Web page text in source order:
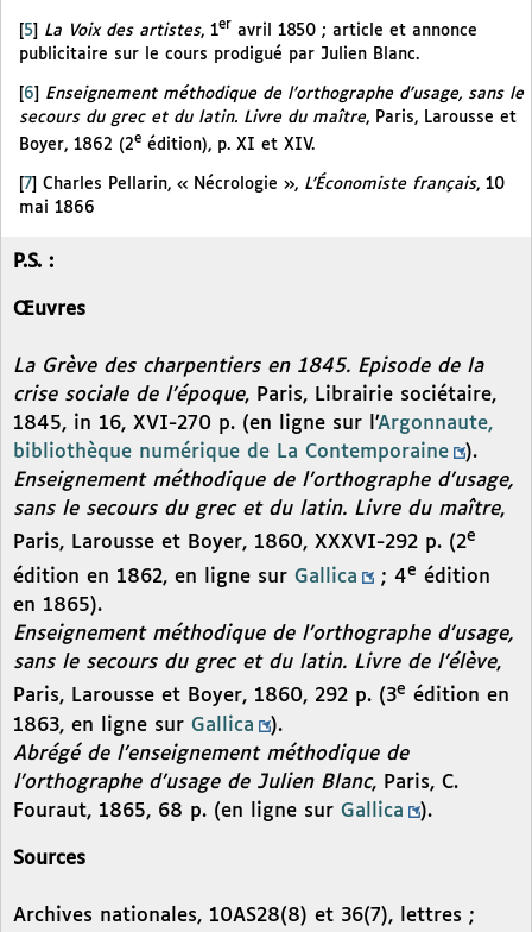
[5] La Voix des artistes, 1er avril 1850 ; article et annonce
publicitaire sur le cours prodigué par Julien Blanc.
6
Enseignement méthodique de l’orthographe d’usage, sans le
secours du grec et du latin. Livre du maître, Paris, Larousse et
Boyer, 1862 (2e édition), p. XI et XIV.
7 Charles Pellarin, « Nécrologie », L’Économiste français, 10
mai 1866
P.S. :
Œuvres
La Grève des charpentiers en 1845. Episode de la
crise sociale de l’époque, Paris, Librairie sociétaire,
1845, in 16, XVI-270 p. (en ligne sur l’Argonnaute,
bibliothèque numérique de La Contemporaine
).
Enseignement méthodique de l’orthographe d’usage,
sans le secours du grec et du latin. Livre du maître,
Paris, Larousse et Boyer, 1860, XXXVI-292 p. (2e
édition en 1862, en ligne sur Gallica ; 4e édition
en 1865).
Enseignement méthodique de l’orthographe d’usage,
sans le secours du grec et du latin. Livre de l’élève,
Paris, Larousse et Boyer, 1860, 292 p. (3e édition en
1863, en ligne sur Gallica
).
Abrégé de l’enseignement méthodique de
l’orthographe d’usage de Julien Blanc, Paris, C.
Fouraut, 1865, 68 p. (en ligne sur Gallica ).
Sources
Archives nationales, 10AS28(8) et 36(7), lettres ;